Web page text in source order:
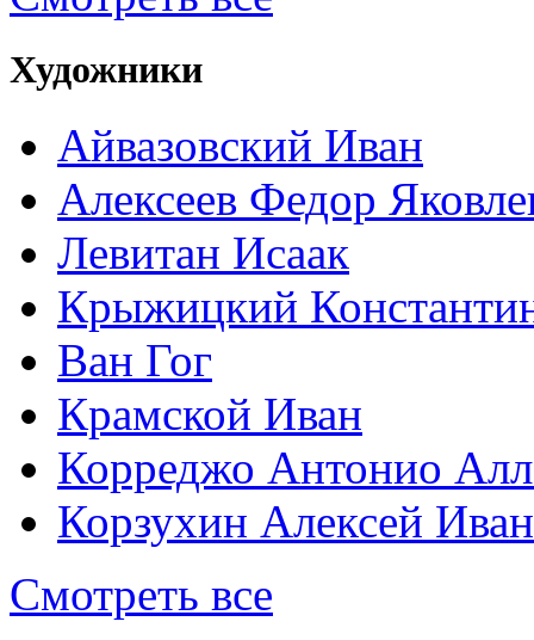
Художники
Айвазовский Иван
Алексеев Федор
Левитан Исаак
Крыжицкий
Ван Гог
Крамской Иван
Корреджо Антонио
Корзухин Алексей
Смотреть все